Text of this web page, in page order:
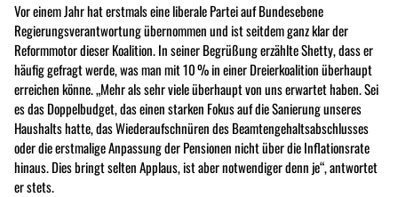
Vor einem Jahr hat erstmals eine liberale Partei auf Bundesebene
Regierungsverantwortung übernommen und ist seitdem ganz klar der
Reformmotor dieser Koalition. In seiner Begrüßung erzählte Shetty, dass er
häufig gefragt werde, was man mit 10 % in einer Dreierkoalition überhaupt
erreichen könne. „Mehr als sehr viele überhaupt von uns erwartet haben. Sei
es das Doppelbudget, das einen starken Fokus auf die Sanierung unseres
Haushalts hatte, das Wiederaufschnüren des Beamtengehaltsabschlusses
oder die erstmalige Anpassung der Pensionen nicht über die Inflationsrate
hinaus. Dies bringt selten Applaus, ist aber notwendiger denn je“, antwortet
er stets.